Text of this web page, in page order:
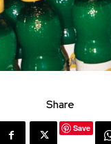
Share
Save